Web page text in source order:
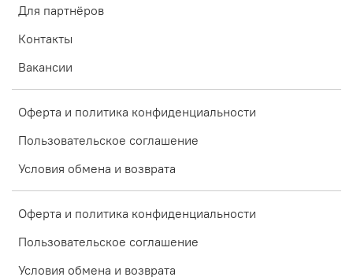
Для партнёров
Контакты
Вакансии
Оферта и политика конфиденциальности
Пользовательское соглашение
Условия обмена и возврата
Оферта и политика конфиденциальности
Пользовательское соглашение
Условия обмена и возврата